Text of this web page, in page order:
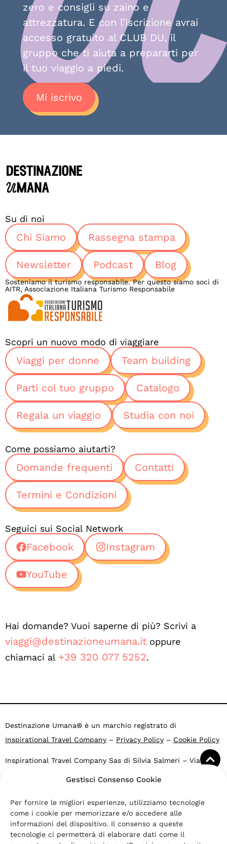
Gestisci Consenso Cookie
Per fornire le migliori esperienze, utilizziamo tecnologie
come i cookie per memorizzare e/o accedere alle
informazioni del dispositivo. Il consenso a queste
tecnologie ci permetterà di elaborare dati come il
zero e consigli su zaino e
attrezzatura. E con l’iscrizione avrai
accesso gratuito al CLUB DU, il
gruppo che ti aiuta a prepararti per
il tuo viaggio a piedi.
Mi iscrivo
Su di noi
Chi Siamo Rassegna stampa
Newsletter Podcast Blog
Sosteniamo il turismo responsabile. Per questo siamo soci di
AITR, Associazione Italiana Turismo Responsabile
Scopri un nuovo modo di viaggiare
Viaggi per donne Team building
Parti col tuo gruppo Catalogo
Regala un viaggio Studia con noi
Come possiamo aiutarti?
Domande frequenti Contatti
Termini e Condizioni
Seguici sui Social Network
Facebook Instagram
YouTube
Hai domande? Vuoi saperne di più? Scrivi a
viaggi@destinazioneumana.it oppure
chiamaci al +39 320 077 5252.
Destinazione Umana® è un marchio registrato di
Inspirational Travel Company – Privacy Policy – Cookie Policy
Inspirational Travel Company Sas di Silvia Salmeri – Via G.
Agenzia di viaggi online Altronauti: PG 37535 del 2007.2015
Comune di Valsamoggia -Fondo di GaranziaViaggi Nobis
“Destinazione Umana” e “Turismo Ispirazionale” sono marchi